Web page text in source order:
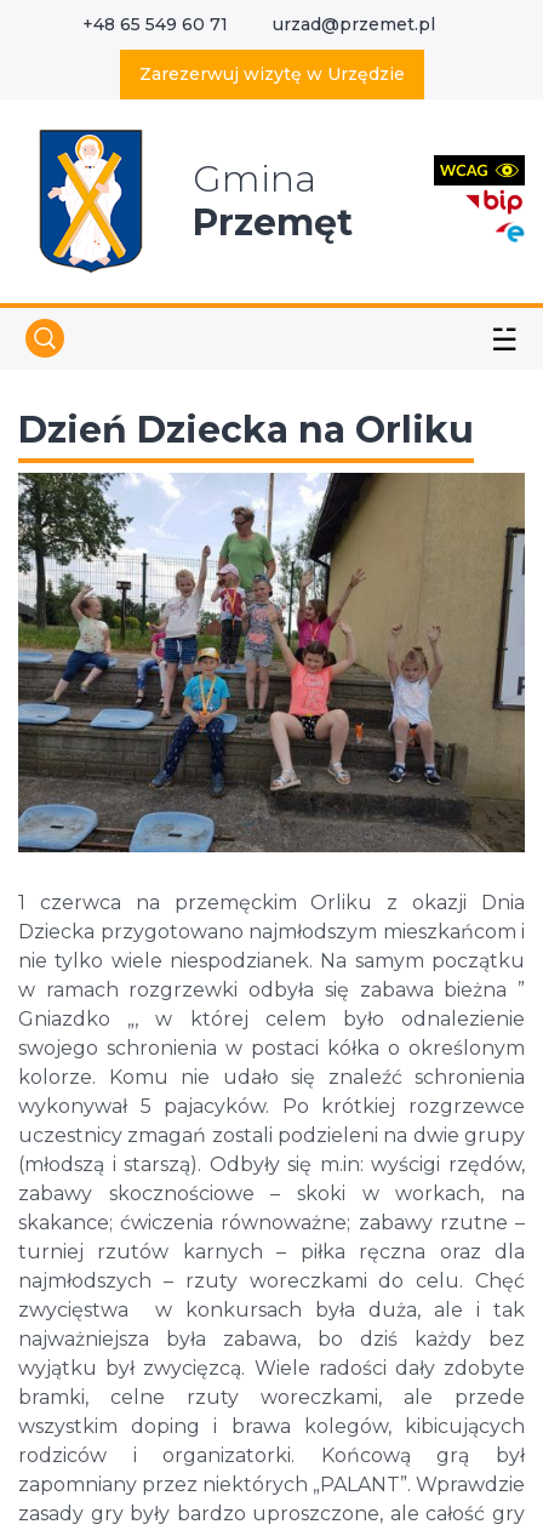
+48 65 549 60 71 urzad@przemet.pl
Zarezerwuj wizytę w Urzędzie
Gmina
Przemęt
☱
Dzień Dziecka na Orliku
1 czerwca na przemęckim Orliku z okazji Dnia
Dziecka przygotowano najmłodszym mieszkańcom i
nie tylko wiele niespodzianek. Na samym początku
w ramach rozgrzewki odbyła się zabawa bieżna ”
Gniazdko „, w której celem było odnalezienie
swojego schronienia w postaci kółka o określonym
kolorze. Komu nie udało się znaleźć schronienia
wykonywał 5 pajacyków. Po krótkiej rozgrzewce
uczestnicy zmagań zostali podzieleni na dwie grupy
(młodszą i starszą). Odbyły się m.in: wyścigi rzędów,
zabawy skocznościowe – skoki w workach, na
skakance; ćwiczenia równoważne; zabawy rzutne –
turniej rzutów karnych – piłka ręczna oraz dla
najmłodszych – rzuty woreczkami do celu. Chęć
zwycięstwa w konkursach była duża, ale i tak
najważniejsza była zabawa, bo dziś każdy bez
wyjątku był zwycięzcą. Wiele radości dały zdobyte
bramki, celne rzuty woreczkami, ale przede
wszystkim doping i brawa kolegów, kibicujących
rodziców i organizatorki. Końcową grą był
zapomniany przez niektórych „PALANT”. Wprawdzie
zasady gry były bardzo uproszczone, ale całość gry
Wyszukaj w serwisie